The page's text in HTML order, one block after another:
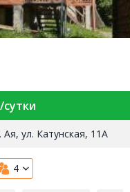
Ая, ул. Катунская, 11А
4